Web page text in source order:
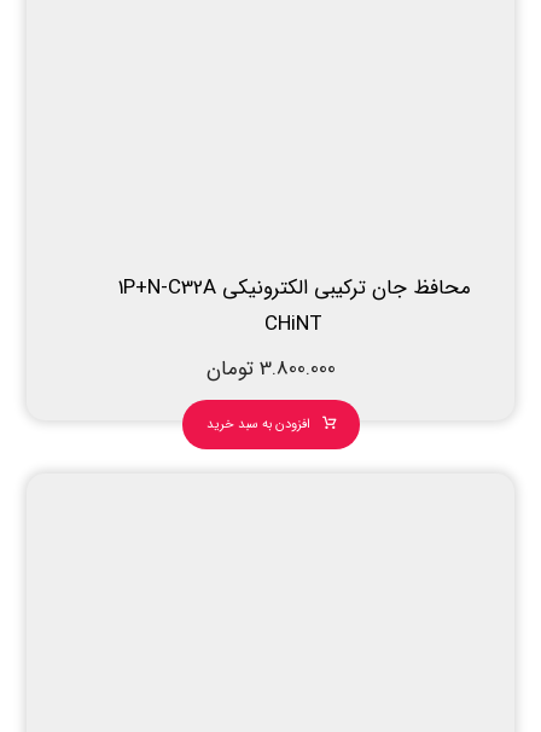
محافظ جان ترکیبی الکترونیکی 1P+N-C32A
CHiNT
3.800.000 تومان
افزودن به سبد خرید